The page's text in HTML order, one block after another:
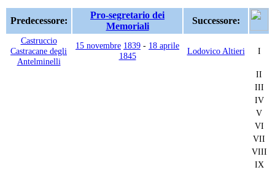
Predecessore:
Pro-segretario dei
Memoriali
Successore:
Castruccio
Castracane degli
Antelminelli
15 novembre 1839 - 18 aprile
1845
Lodovico Altieri I
II
III
IV
V
VI
VII
VIII
IX